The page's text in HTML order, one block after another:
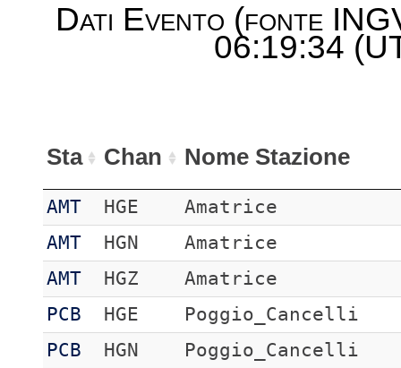
Dati Evento (fonte
06:19:34
Sta Chan Nome Stazione
AMT HGE
Amatrice
AMT
HGN
Amatrice
AMT
HGZ
Amatrice
PCB
HGE
Poggio_Cancelli
PCB
HGN
Poggio_Cancelli